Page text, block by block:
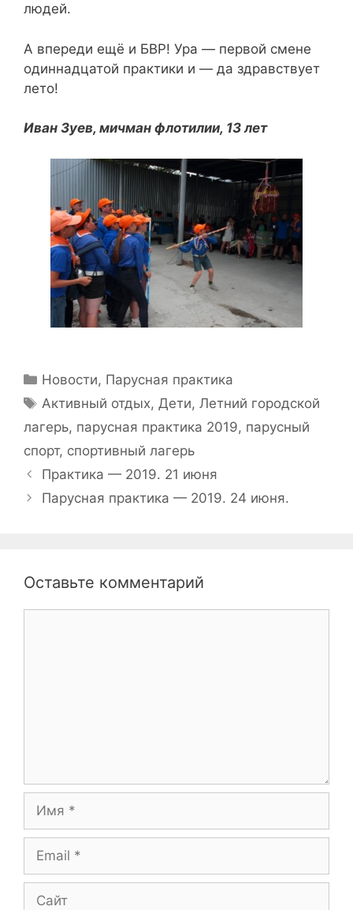
людей.
А впереди ещё и БВР! Ура — первой смене
одиннадцатой практики и — да здравствует
лето!
Иван Зуев, мичман флотилии, 13 лет
Рубрики
Новости, Парусная практика
Метки
Активный отдых,Дети,Летний городской
лагерь, парусная практика 2019, парусный
спорт, спортивный лагерь
Навигация
записи
Практика — 2019. 21 июня
Парусная практика — 2019. 24 июня.
Оставьте комментарий